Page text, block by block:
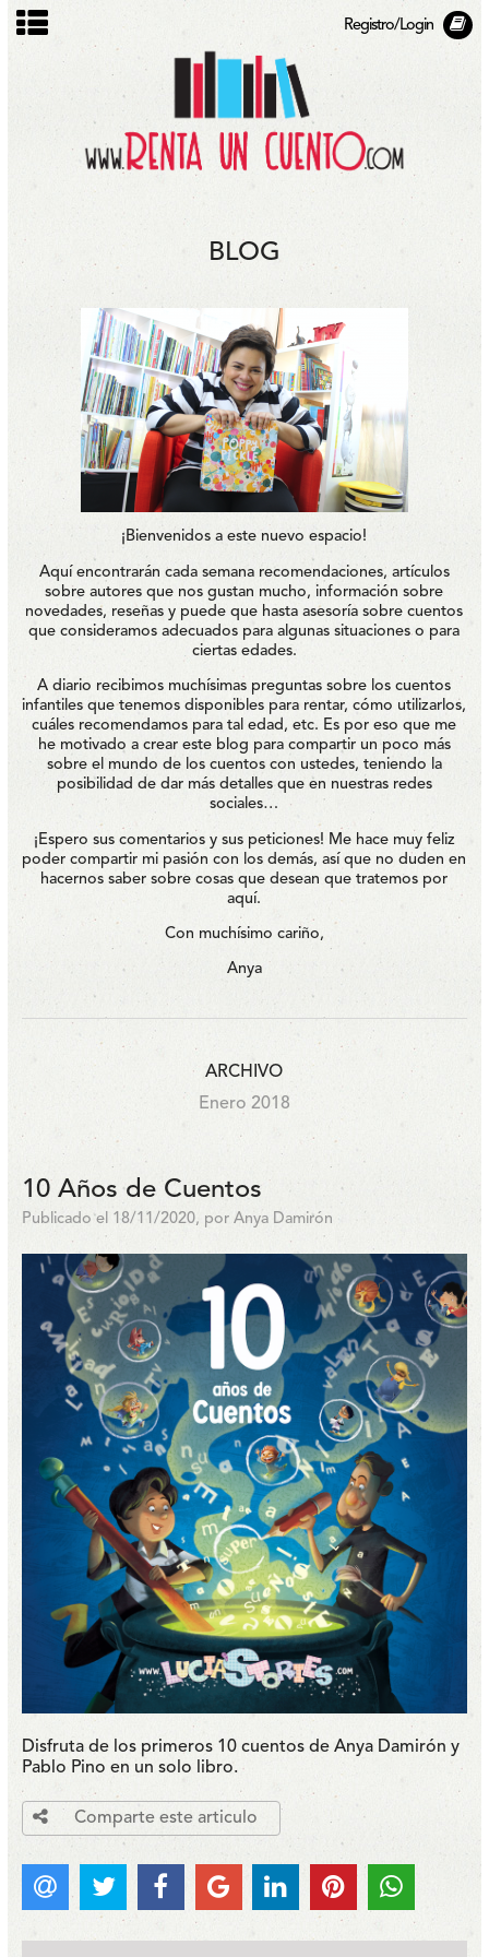
Registro/Login
BLOG
¡Bienvenidos a este nuevo espacio!
Aquí encontrarán cada semana recomendaciones, artículos
sobre autores que nos gustan mucho, información sobre
novedades, reseñas y puede que hasta asesoría sobre cuentos
que consideramos adecuados para algunas situaciones o para
ciertas edades.
A diario recibimos muchísimas preguntas sobre los cuentos
infantiles que tenemos disponibles para rentar, cómo utilizarlos,
cuáles recomendamos para tal edad, etc. Es por eso que me
he motivado a crear este blog para compartir un poco más
sobre el mundo de los cuentos con ustedes, teniendo la
posibilidad de dar más detalles que en nuestras redes
sociales…
¡Espero sus comentarios y sus peticiones! Me hace muy feliz
poder compartir mi pasión con los demás, así que no duden en
hacernos saber sobre cosas que desean que tratemos por
aquí.
Con muchísimo cariño,
Anya
ARCHIVO
Enero 2018
10 Años de Cuentos
Publicado el 18/11/2020, por Anya Damirón
Disfruta de los primeros 10 cuentos de Anya Damirón y
Pablo Pino en un solo libro.
Comparte este articulo